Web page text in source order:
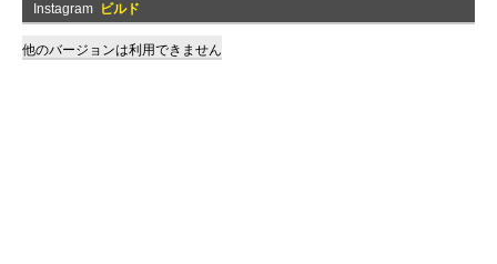
Instagram ビルド
他のバージョンは利用できません